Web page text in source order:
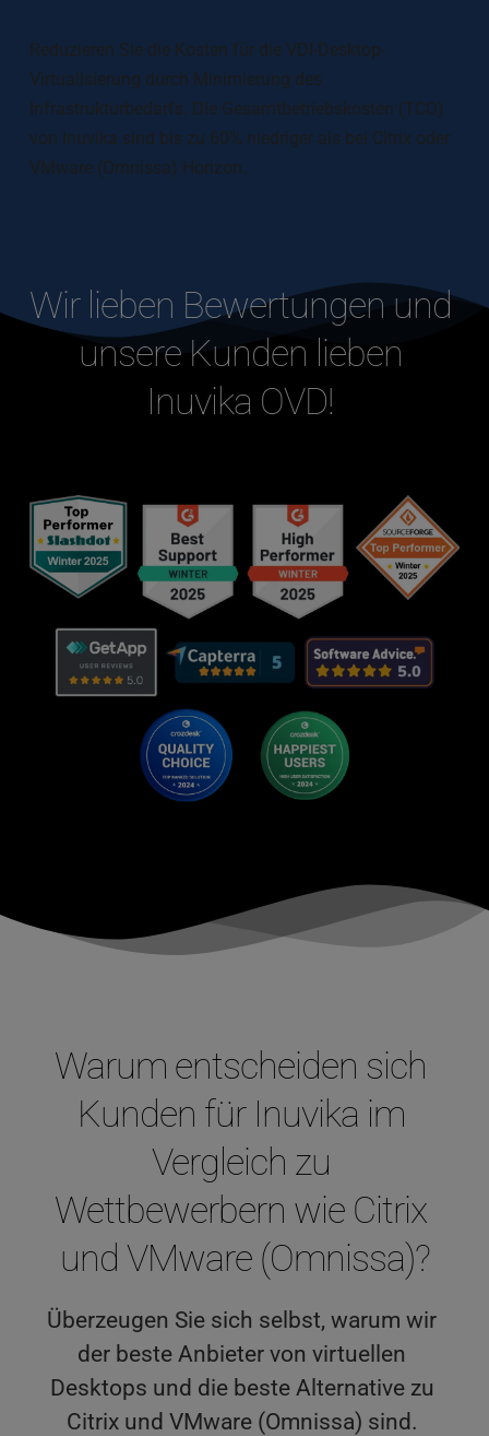
Reduzieren Sie die Kosten für die VDI-Desktop-
Virtualisierung durch Minimierung des
Infrastrukturbedarfs. Die Gesamtbetriebskosten (TCO)
von Inuvika sind bis zu 60% niedriger als bei Citrix oder
VMware (Omnissa) Horizon.
Wir lieben Bewertungen und
unsere Kunden lieben
Inuvika OVD!
Warum entscheiden sich
Kunden für Inuvika im
Vergleich zu
Wettbewerbern wie Citrix
und VMware (Omnissa)?
Überzeugen Sie sich selbst, warum wir
der beste Anbieter von virtuellen
Desktops und die beste Alternative zu
Citrix und VMware (Omnissa) sind.